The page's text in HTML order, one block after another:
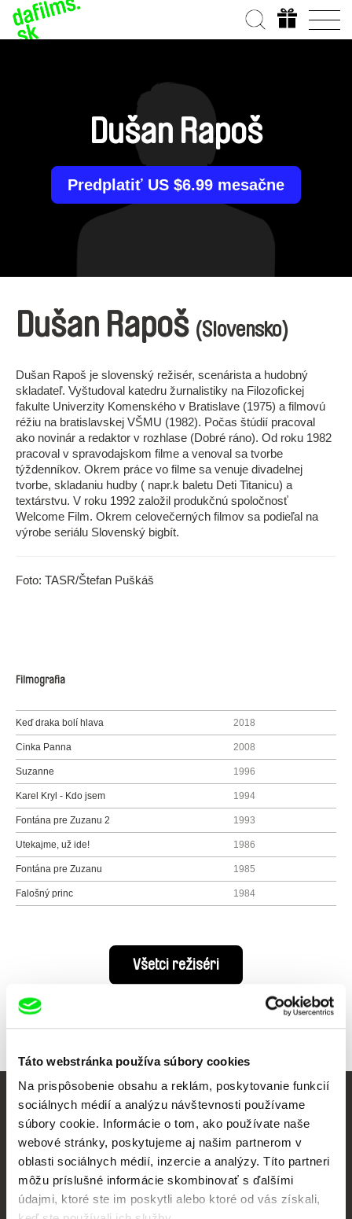
Táto webstránka používa súbory cookies
Na prispôsobenie obsahu a reklám, poskytovanie funkcií
sociálnych médií a analýzu návštevnosti používame
súbory cookie. Informácie o tom, ako používate naše
webové stránky, poskytujeme aj našim partnerom v
oblasti sociálnych médií, inzercie a analýzy. Títo partneri
môžu príslušné informácie skombinovať s ďalšími
údajmi, ktoré ste im poskytli alebo ktoré od vás získali,
Dušan Rapoš
Predplatiť US $6.99 mesačne
Dušan Rapoš (Slovensko)
Dušan Rapoš je slovenský režisér, scenárista a hudobný
skladateľ. Vyštudoval katedru žurnalistiky na Filozofickej
fakulte Univerzity Komenského v Bratislave (1975) a filmovú
réžiu na bratislavskej VŠMU (1982). Počas štúdií pracoval
ako novinár a redaktor v rozhlase (Dobré ráno). Od roku 1982
pracoval v spravodajskom filme a venoval sa tvorbe
týždenníkov. Okrem práce vo filme sa venuje divadelnej
tvorbe, skladaniu hudby ( napr.k baletu Deti Titanicu) a
textárstvu. V roku 1992 založil produkčnú spoločnosť
Welcome Film. Okrem celovečerných filmov sa podieľal na
výrobe seriálu Slovenský bigbít.
Foto: TASR/Štefan Puškáš
Filmografia
Keď draka bolí hlava 2018
Cinka Panna 2008
Suzanne 1996
Karel Kryl - Kdo jsem 1994
Fontána pre Zuzanu 2 1993
Utekajme, už ide! 1986
Fontána pre Zuzanu 1985
Falošný princ 1984
Všetci režiséri
Vaše online kino
Nové filmy každý týždeň
Portál DAFilms vznikol vďaka tvorivej spolupráci siedmich významných
európskych festivalov dokumentárneho filmu združených pod Doc Alliance.